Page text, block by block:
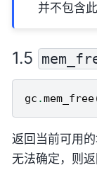
并不包含此
gc .mem_free
返回当前可用
无法确定，则返